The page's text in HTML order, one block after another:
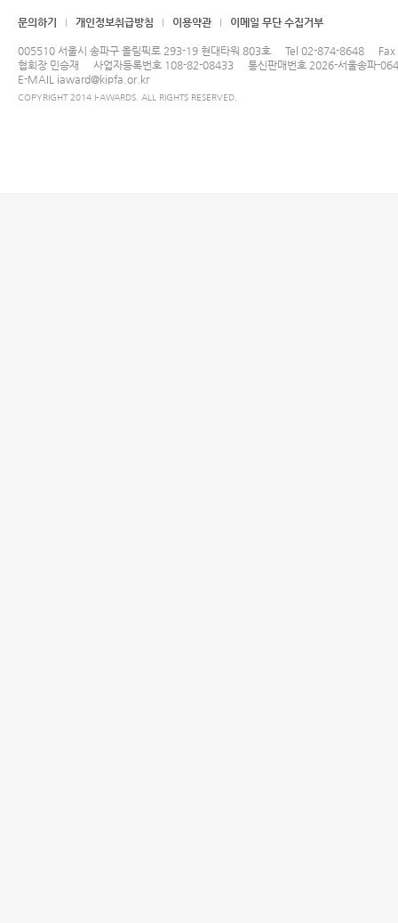
문의하기 개인정보취급방침 이용약관 이메일 무단 수집거부
005510 서울시 송파구 올림픽로 293-19 현대타워 803호 Tel 02-874-8648
협회장 민승재
사업자등록번호 108-82-08433
통신판매번호 2026-서울송파-
E-MAIL iaward@kipfa.or.kr
COPYRIGHT 2014 I-AWARDS. ALL RIGHTS RESERVED.